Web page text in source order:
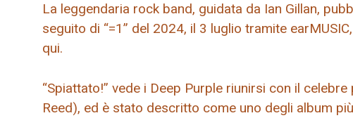
La leggendaria rock band, guidata da Ian Gillan,
seguito di “=1” del 2024, il 3 luglio tramite
qui.
“Spiattato!” vede i Deep Purple riunirsi con il
Reed), ed è stato descritto come uno degli album